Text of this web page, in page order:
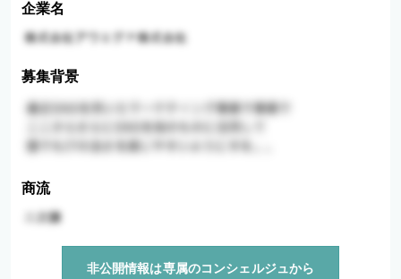
企業名
募集背景
商流
非公開情報は専属のコンシェルジュから